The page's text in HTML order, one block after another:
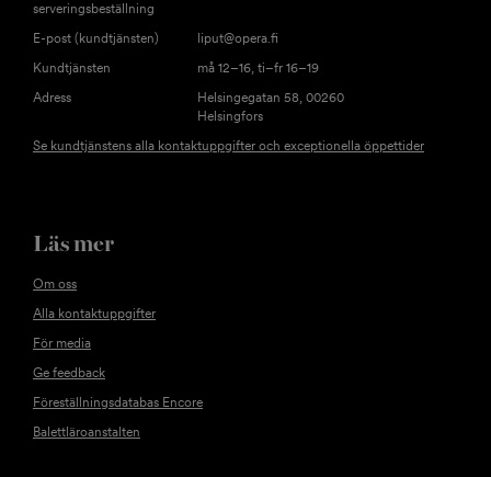
serveringsbeställning
E-post (kundtjänsten)
liput@opera.fi
Kundtjänsten
må 12–16, ti–fr 16–19
Adress
Helsingegatan 58, 00260
Helsingfors
Se kundtjänstens alla kontaktuppgifter och exceptionella öppettider
Läs mer
Om oss
Alla kontaktuppgifter
För media
Ge feedback
Föreställningsdatabas Encore
Balettläroanstalten